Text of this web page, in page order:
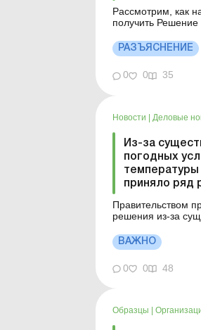
Рассмотрим, как
получить Решение
на
– плательщика
или отказе от
Больше по теме: Операции между
РАЗЪЯСНЕНИЕ
0 0 35
Новости | Деловые
Из-за
погодных
температуры
приняло ряд
Правительством
решения из-за
воздуха. Об этом
министр Юлия Свириденко.
Министерство
с другими
ВАЖНО
0 0 48
Образцы |